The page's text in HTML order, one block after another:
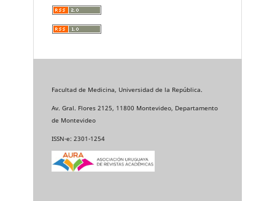
Facultad de Medicina, Universidad de la República.
Av. Gral. Flores 2125, 11800 Montevideo, Departamento
de Montevideo
ISSN-e: 2301-1254